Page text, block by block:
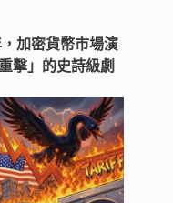
加密貨幣市場演
擊」的史詩級劇